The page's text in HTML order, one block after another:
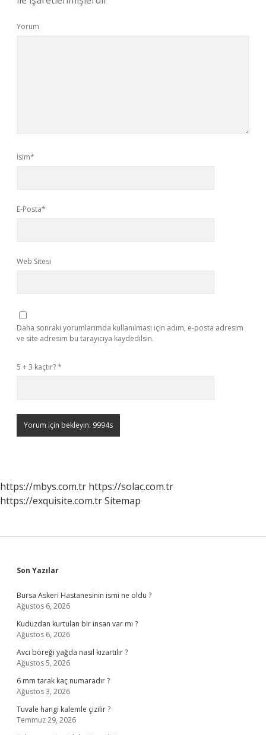
Yorum
İsim*
E-Posta*
Web Sitesi
Daha sonraki yorumlarımda kullanılması için adım, e-posta adresim
ve site adresim bu tarayıcıya kaydedilsin.
5 + 3 kaçtır?*
https://mbys.com.tr https://solac.com.tr
https://exquisite.com.trSitemap
Sidebar
Son Yazılar
Bursa Askeri Hastanesinin ismi ne oldu ?
Ağustos 6, 2026
Kuduzdan kurtulan bir insan var mı ?
Ağustos 6, 2026
Avcı böreği yağda nasıl kızartılır ?
Ağustos 5, 2026
6 mm tarak kaç numaradır ?
Ağustos 3, 2026
Tuvale hangi kalemle çizilir ?
Temmuz 29, 2026